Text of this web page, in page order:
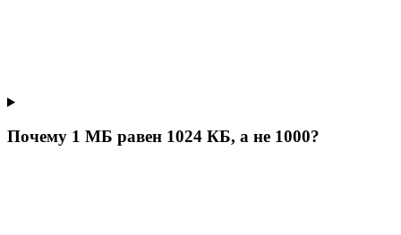
Почему 1 МБ равен 1024 КБ, а не 1000?